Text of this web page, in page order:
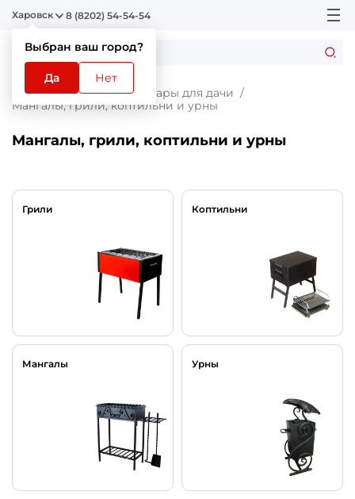
Харовск
Выбран ваш город?
Да Нет
8 (8202) 54-54-54
Главная Каталог
Товары для дачи
Мангалы, грили, коптильни и урны
Мангалы, грили, коптильни и урны
Грили Коптильни
Мангалы Урны